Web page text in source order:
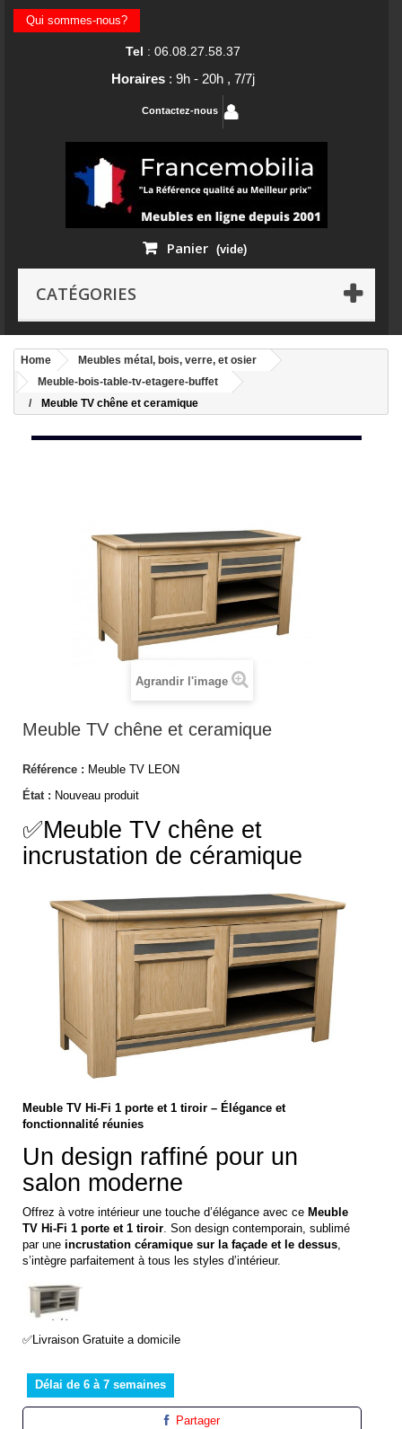
Qui sommes-nous?
Tel : 06.08.27.58.37
Horaires : 9h - 20h , 7/7j
Contactez-nous
Panier (vide)
CATÉGORIES
Home
Meubles métal, bois, verre, et osier
Meuble-bois-table-tv-etagere-buffet
Meuble TV chêne et ceramique
Agrandir l'image
Meuble TV chêne et ceramique
Référence : Meuble TV LEON
État : Nouveau produit
✅Meuble TV chêne et
incrustation de céramique
Meuble TV Hi-Fi 1 porte et 1 tiroir – Élégance et
fonctionnalité réunies
Un design raffiné pour un
salon moderne
Offrez à votre intérieur une touche d’élégance avec ce Meuble
TV Hi-Fi 1 porte et 1 tiroir. Son design contemporain, sublimé
par une incrustation céramique sur la façade et le dessus,
s’intègre parfaitement à tous les styles d’intérieur.
✅Livraison Gratuite a domicile
Délai de 6 à 7 semaines
Partager